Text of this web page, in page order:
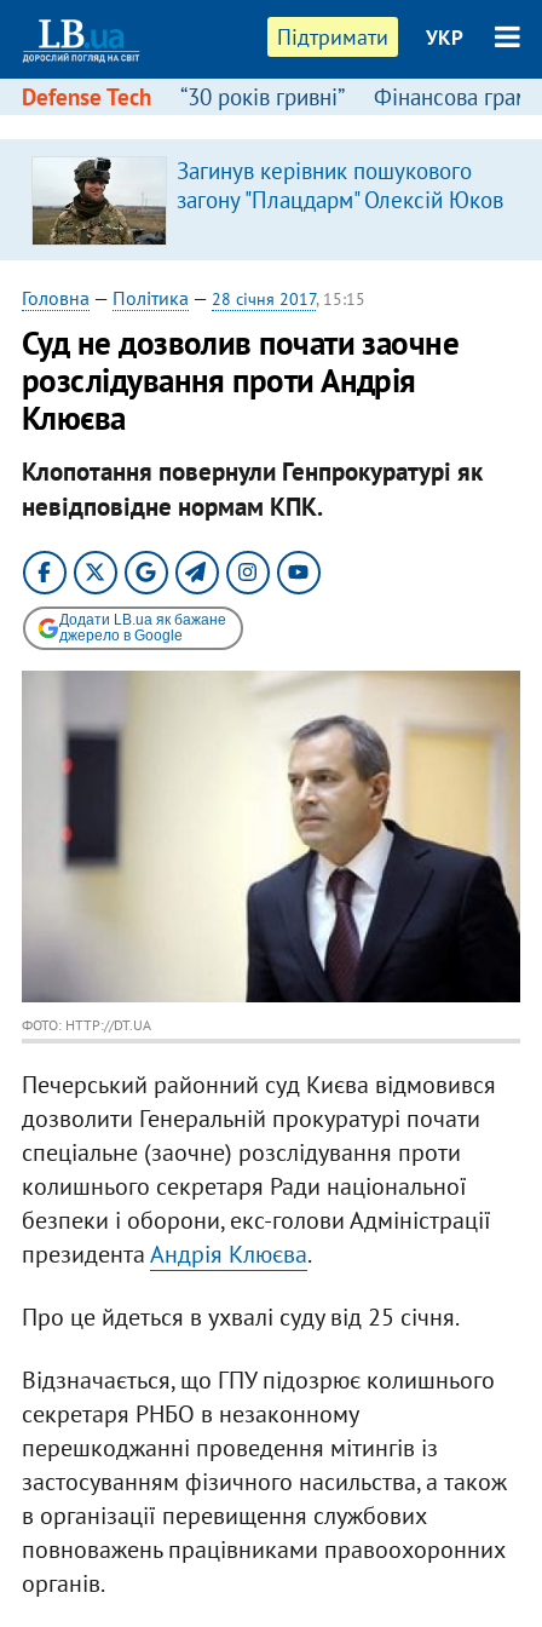
Підтримати УКР
Defense Tech “30 років гривні” Фінансова
Загинув керівник пошукового
загону "Плацдарм" Олексій Юков
Головна — Політика — 28 січня 2017, 15:15
Суд не дозволив почати заочне
розслідування проти Андрія
Клюєва
Клопотання повернули Генпрокуратурі як
невідповідне нормам КПК.
Додати LB.ua як бажане
джерело в Google
ФОТО: HTTP://DT.UA
Печерський районний суд Києва відмовився
дозволити Генеральній прокуратурі почати
спеціальне (заочне) розслідування проти
колишнього секретаря Ради національної
безпеки і оборони, екс-голови Адміністрації
президентаАндрія Клюєва.
Про це йдеться в ухвалі суду від 25 січня.
Відзначається, що ГПУ підозрює колишнього
секретаря РНБО в незаконному
перешкоджанні проведення мітингів із
застосуванням фізичного насильства, а також
в організації перевищення службових
повноважень працівниками правоохоронних
органів.